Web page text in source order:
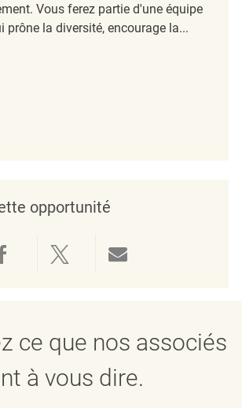
Vous ferez partie d'une équipe
prône la diversité, encourage la...
REQ119377
opportunité
facebooktwitter
ce que nos associés
à vous dire.